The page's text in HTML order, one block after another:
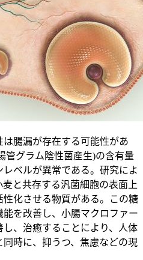
腸漏が存在する可能性があ
管グラム陰性菌産生)の含有量
ベルが異常である。研究によ
と共存する汎菌細胞の表面上
化させる物質がある。この糖
を改善し、小腸マクロファー
、治癒することにより、人体
時に、抑うつ、焦慮などの現